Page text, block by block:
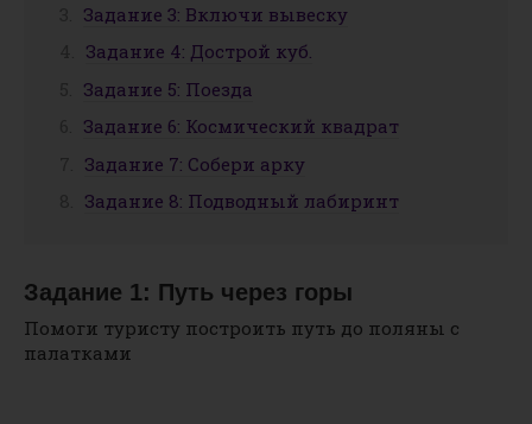
Задание 3: Включи вывеску
Задание 4: Дострой куб.
Задание 5: Поезда
Задание 6: Космический квадрат
Задание 7: Собери арку
Задание 8: Подводный лабиринт
Задание 1: Путь через горы
Помоги туристу построить путь до поляны с
палатками